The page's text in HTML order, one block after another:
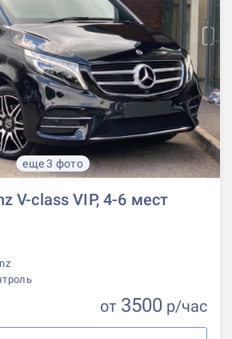
еще 3 фото
V-class VIP, 4-6 мест
от 3500 р/час